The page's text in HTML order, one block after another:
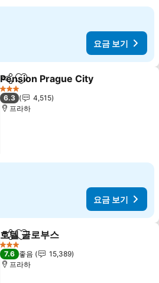
요금 보기
공유 즐겨찾기에 추가
Pension Prague City
3 성급
6.3
4,515
프라하
요금 보기
공유 즐겨찾기에 추가
호텔 글로부스
3 성급
7.6 좋음
15,389
프라하